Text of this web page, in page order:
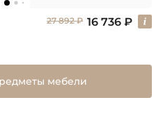
27 892 ₽ 16 736 ₽
мебели